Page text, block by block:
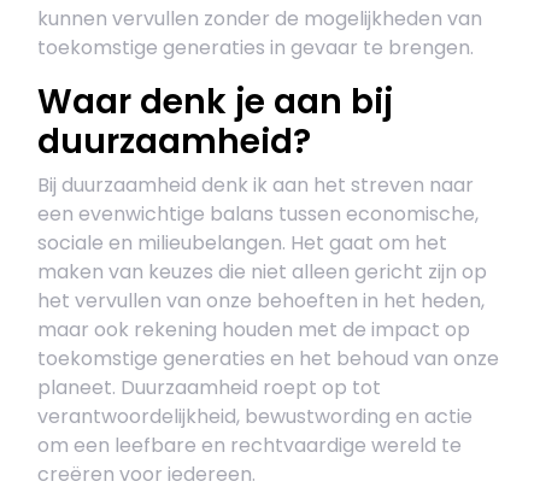
kunnen vervullen zonder de mogelijkheden van
toekomstige generaties in gevaar te brengen.
Waar denk je aan bij
duurzaamheid?
Bij duurzaamheid denk ik aan het streven naar
een evenwichtige balans tussen economische,
sociale en milieubelangen. Het gaat om het
maken van keuzes die niet alleen gericht zijn op
het vervullen van onze behoeften in het heden,
maar ook rekening houden met de impact op
toekomstige generaties en het behoud van onze
planeet. Duurzaamheid roept op tot
verantwoordelijkheid, bewustwording en actie
om een leefbare en rechtvaardige wereld te
creëren voor iedereen.